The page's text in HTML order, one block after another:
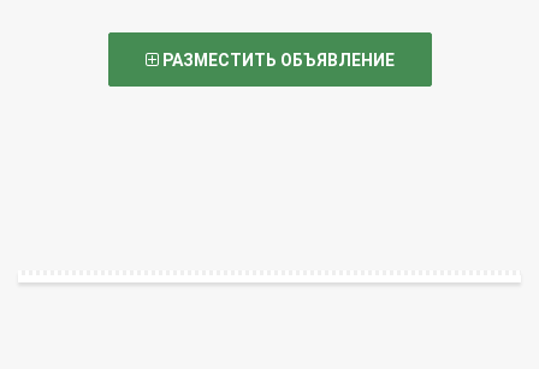
РАЗМЕСТИТЬ ОБЪЯВЛЕНИЕ